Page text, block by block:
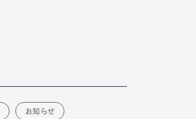
お知らせ